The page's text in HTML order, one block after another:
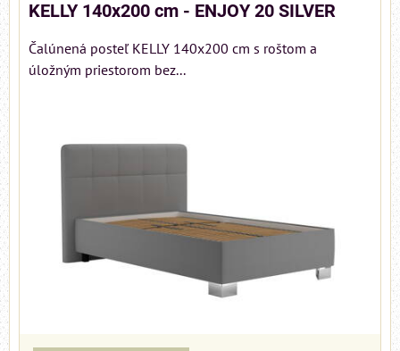
KELLY 140x200 cm - ENJOY 20 SILVER
Čalúnená posteľ KELLY 140x200 cm s roštom a
úložným priestorom bez...